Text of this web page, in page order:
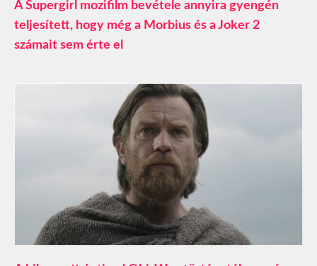
A Supergirl mozifilm bevétele annyira gyengén
teljesített, hogy még a Morbius és a Joker 2
számait sem érte el